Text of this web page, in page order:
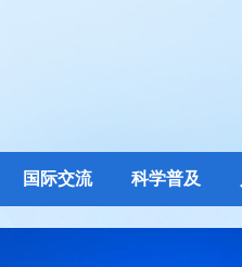
国际交流 科学普及